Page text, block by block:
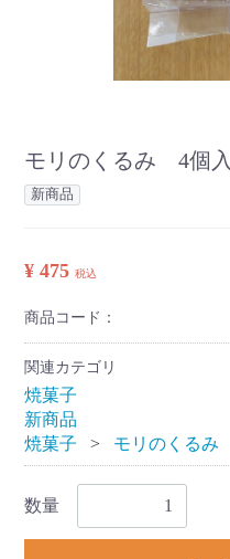
モリのくるみ 4個入
新商品
¥ 475 税込
商品コード：
関連カテゴリ
焼菓子
新商品
焼菓子
モリのくるみ
数量